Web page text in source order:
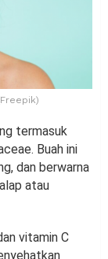
termasuk
Buah ini
dan berwarna
atau
vitamin C